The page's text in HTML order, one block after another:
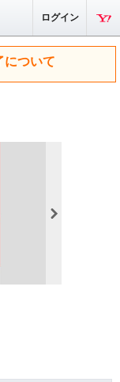
ログイン
について